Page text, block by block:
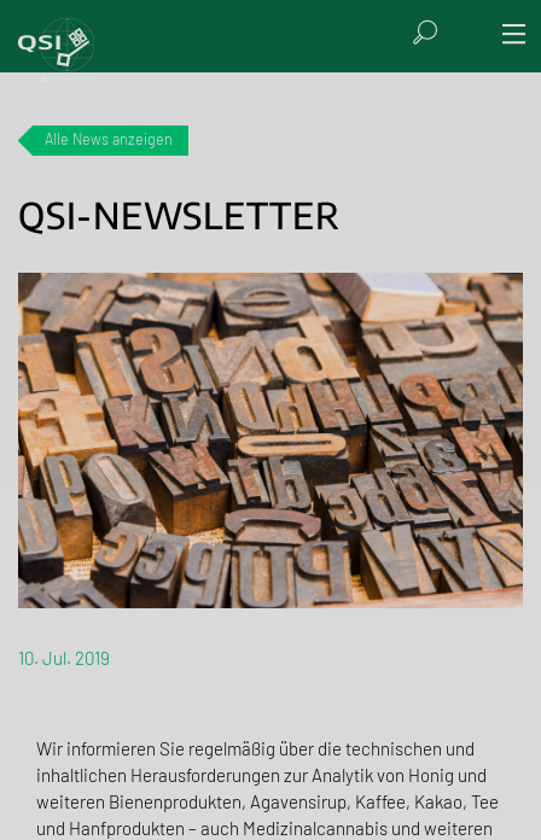
Alle News anzeigen
QSI-NEWSLETTER
10. Jul. 2019
Wir informieren Sie regelmäßig über die technischen und
inhaltlichen Herausforderungen zur Analytik von Honig und
weiteren Bienenprodukten, Agavensirup, Kaffee, Kakao, Tee
und Hanfprodukten – auch Medizinalcannabis und weiteren